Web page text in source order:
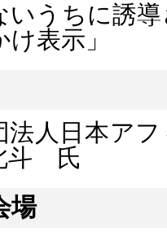
いうちに誘
表示」
法人日本ア
斗 氏
場